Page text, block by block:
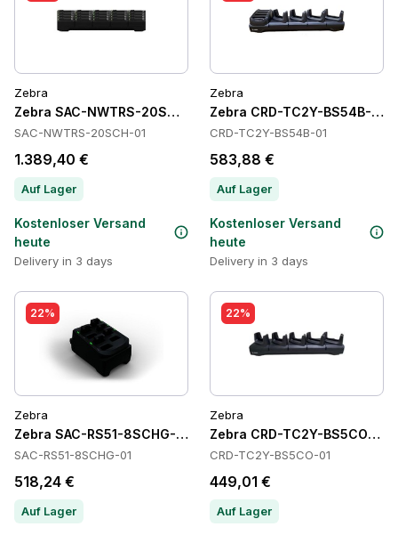
Zebra
Zebra SAC-NWTRS-20SCH-01 Batteries
SAC-NWTRS-20SCH-01
1.389,40 €
Auf Lager
Kostenloser Versand
heute
Delivery in 3 days
Zebra
Zebra CRD-TC2Y-BS54B-01
CRD-TC2Y-BS54B-01
583,88 €
Auf Lager
Kostenloser Versand
heute
Delivery in 3 days
22%
Zebra
Zebra SAC-RS51-8SCHG-01 Batteries
SAC-RS51-8SCHG-01
518,24 €
Auf Lager
22%
Zebra
Zebra CRD-TC2Y-BS5CO-01
CRD-TC2Y-BS5CO-01
449,01 €
Auf Lager